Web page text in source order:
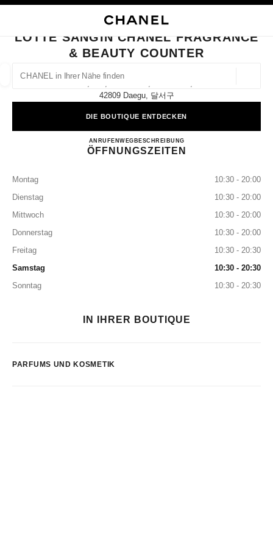
CHANEL IN IHRER NÄHE FINDEN
Vorschläge werden unter dieser Suchleiste angezeigt
0 Vorschläge verfügbar
BOUTIQUEKARTE SCHLIESSEN LOTTE SANGIN CHANEL FRAGRANCE &
LOTTE SANGIN CHANEL FRAGRANCE
& BEAUTY COUNTER
42809 Daegu, 달서구
DIE BOUTIQUE ENTDECKEN
ANRUFEN+82 53 258 3108
WEGBESCHREIBUNGLotte Sangin CHANEL
ÖFFNUNGSZEITEN
Montag
10:30 - 20:00
Dienstag
10:30 - 20:00
Mittwoch
10:30 - 20:00
Donnerstag
10:30 - 20:00
Freitag
10:30 - 20:30
Samstag
10:30 - 20:30
Sonntag
10:30 - 20:30
IN IHRER BOUTIQUE
PARFUMS UND KOSMETIK
Filter
Ergebnisse filtern nach: